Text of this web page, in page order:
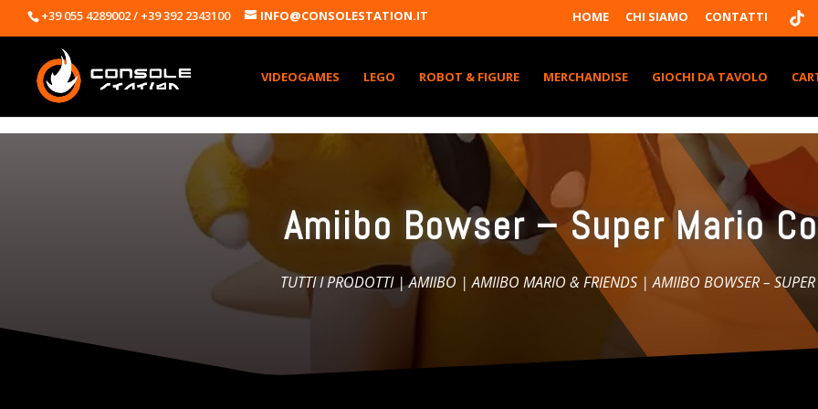
+39 055 4289002 / +39 392 2343100 INFO@CONSOLESTATION.IT HOME CHI SIAMO CONTATTI
K
K
VIDEOGAMES LEGO ROBOT & FIGURE MERCHANDISE GIOCHI DA TAVOLO
Amiibo Bowser – Super Mario
TUTTI I PRODOTTI|AMIIBO |AMIIBO MARIO & FRIENDS | AMIIBO BOWSER –